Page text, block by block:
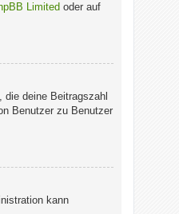
Limited oder auf
deine Beitragszahl
Benutzer zu Benutzer
kann